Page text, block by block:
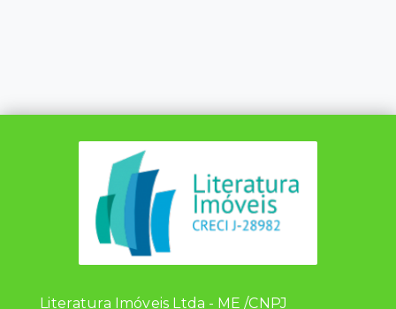
Literatura Imóveis Ltda - ME /CNPJ